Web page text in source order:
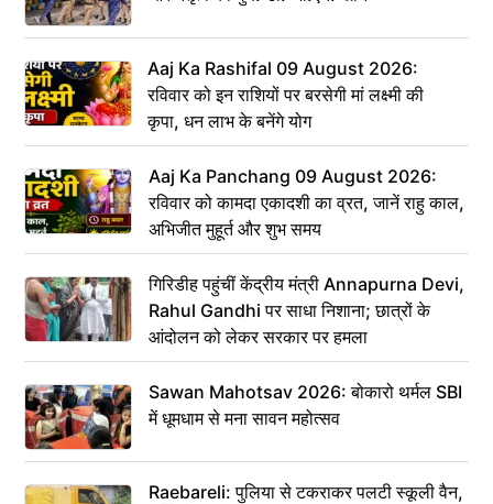
Aaj Ka Rashifal 09 August 2026:
रविवार को इन राशियों पर बरसेगी मां लक्ष्मी की
कृपा, धन लाभ के बनेंगे योग
Aaj Ka Panchang 09 August 2026:
रविवार को कामदा एकादशी का व्रत, जानें राहु काल,
अभिजीत मुहूर्त और शुभ समय
गिरिडीह पहुंचीं केंद्रीय मंत्री Annapurna Devi,
Rahul Gandhi पर साधा निशाना; छात्रों के
आंदोलन को लेकर सरकार पर हमला
Sawan Mahotsav 2026: बोकारो थर्मल SBI
में धूमधाम से मना सावन महोत्सव
Raebareli: पुलिया से टकराकर पलटी स्कूली वैन,